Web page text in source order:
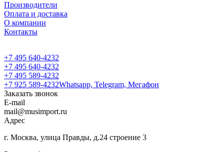
Производители
Оплата и доставка
О компании
Контакты
+7 495 640-4232
+7 495 640-4232
+7 495 589-4232
+7 925 589-4232Whatsapp, Telegram, Мегафон
Заказать звонок
E-mail
mail@musimport.ru
Адрес
г. Москва, улица Правды, д.24 строение 3